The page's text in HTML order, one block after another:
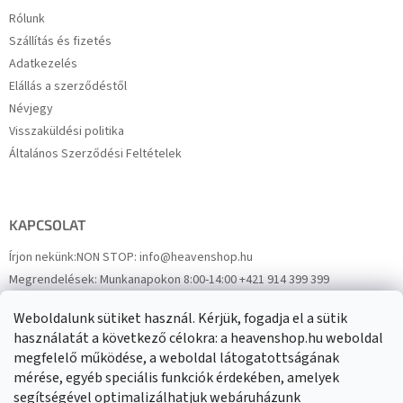
Weboldalunk sütiket használ. Kérjük, fogadja el a sütik
használatát a következő célokra: a heavenshop.hu weboldal
megfelelő működése, a weboldal látogatottságának
mérése, egyéb speciális funkciók érdekében, amelyek
segítségével optimalizálhatjuk webáruházunk
Rólunk
Szállítás és fizetés
Adatkezelés
Elállás a szerződéstől
Névjegy
Visszaküldési politika
Általános Szerződési Feltételek
KAPCSOLAT
Írjon nekünk:NON STOP: info@heavenshop.hu
Megrendelések:Munkanapokon 8:00-14:00 +421 914 399 399
FacebookHeavenShop.sk
Eredményeink